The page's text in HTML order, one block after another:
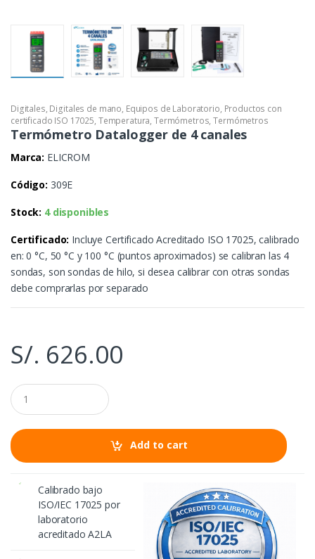
Digitales, Digitales de mano, Equipos de Laboratorio, Productos con
certificado ISO 17025, Temperatura, Termómetros,Termómetros
Termómetro Datalogger de 4 canales
Marca: ELICROM
Código: 309E
Stock: 4 disponibles
Certificado: Incluye Certificado Acreditado ISO 17025, calibrado
en: 0 °C, 50 °C y 100 °C (puntos aproximados) se calibran las 4
sondas, son sondas de hilo, si desea calibrar con otras sondas
debe comprarlas por separado
S/. 626.00
Q
u
a
t
i
Add to cart
Calibrado bajo
ISO/IEC 17025 por
laboratorio
acreditado A2LA